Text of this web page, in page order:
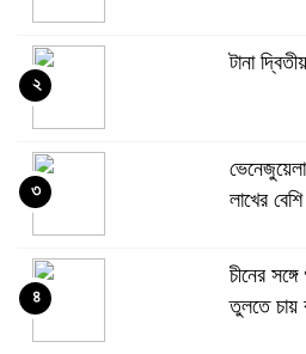
টানা
২
লাখের
৩
চীনের
তুলতে চায়
৪